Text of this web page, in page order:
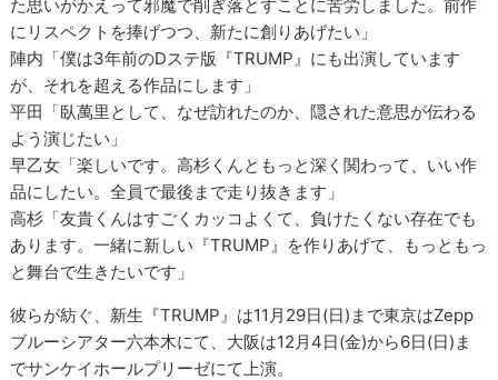
た思いがかえって邪魔で削ぎ落とすことに苦労しました。前作
にリスペクトを捧げつつ、新たに創りあげたい」
陣内「僕は3年前のDステ版『TRUMP』にも出演しています
が、それを超える作品にします」
平田「臥萬里として、なぜ訪れたのか、隠された意思が伝わる
よう演じたい」
早乙女「楽しいです。高杉くんともっと深く関わって、いい作
品にしたい。全員で最後まで走り抜きます」
高杉「友貴くんはすごくカッコよくて、負けたくない存在でも
あります。一緒に新しい『TRUMP』を作りあげて、もっともっ
と舞台で生きたいです」
彼らが紡ぐ、新生『TRUMP』は11月29日(日)まで東京はZepp
ブルーシアター六本木にて、大阪は12月4日(金)から6日(日)ま
でサンケイホールプリーゼにて上演。